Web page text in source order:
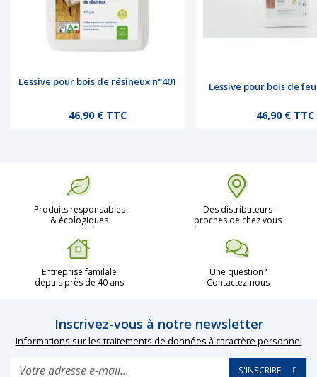
Lessive pour bois de résineux n°401
Prix
46,90 € TTC
Lessive pour bois de
Prix
46,90 € TTC
Produits responsables
& écologiques
Des distributeurs
proches de chez vous
Entreprise familale
depuis près de 40 ans
Une question?
Contactez-nous
Inscrivez-vous à notre newsletter
Informations sur les traitements de données à caractère personnel
S'INSCRIRE